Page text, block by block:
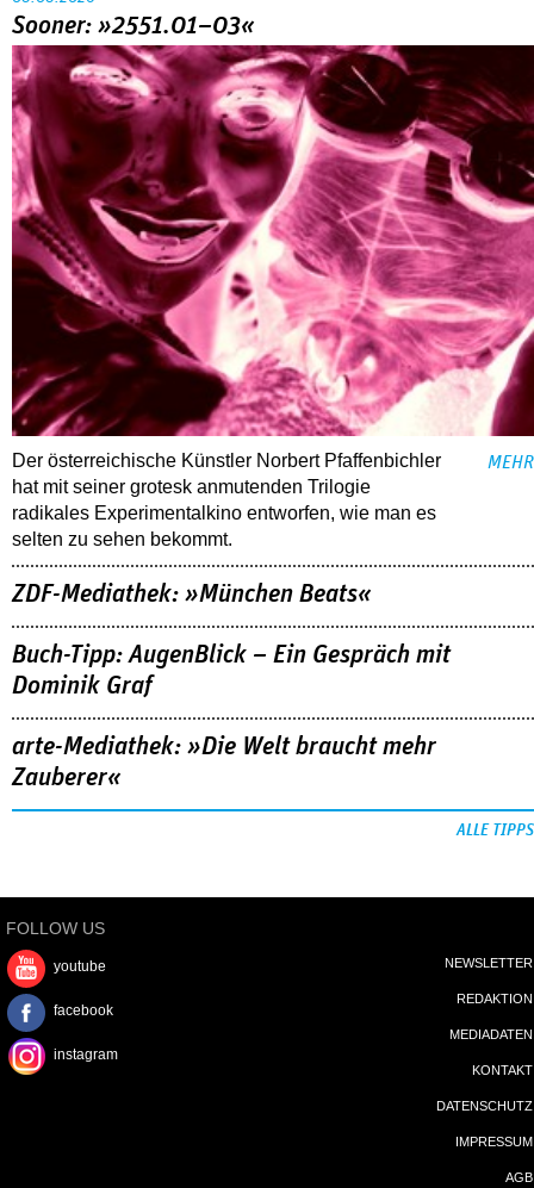
Sooner: »2551.01–03«
Der österreichische Künstler Norbert Pfaffenbichler
hat mit seiner grotesk anmutenden Trilogie
radikales Experimentalkino entworfen, wie man es
selten zu sehen bekommt.
MEHR
ZDF-Mediathek: »München Beats«
Buch-Tipp: AugenBlick – Ein Gespräch mit
Dominik Graf
arte-Mediathek: »Die Welt braucht mehr
Zauberer«
ALLE TIPPS
FOLLOW US
youtube
facebook
instagram
NEWSLETTER
REDAKTION
MEDIADATEN
KONTAKT
DATENSCHUTZ
IMPRESSUM
AGB